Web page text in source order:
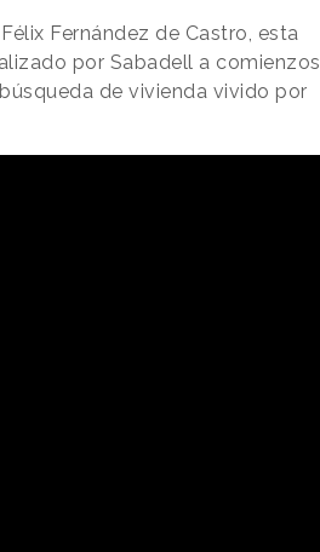
Fernández de Castro, esta
por Sabadell a
de vivienda vivido por